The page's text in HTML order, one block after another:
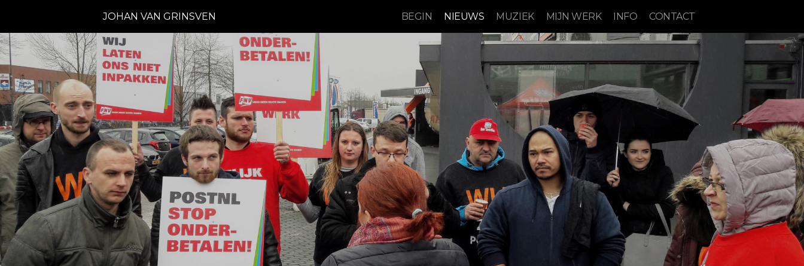
JOHAN VAN GRINSVEN BEGIN NIEUWS MUZIEK MIJN WERK INFO CONTACT